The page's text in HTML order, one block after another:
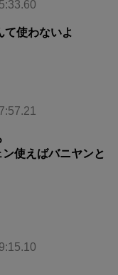
使わないよ
使えばバニヤンと